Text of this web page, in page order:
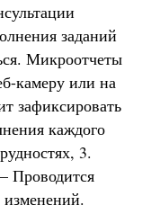
заданий
Микроотчеты
камеру или на
зафиксировать
каждого
3.
Проводится